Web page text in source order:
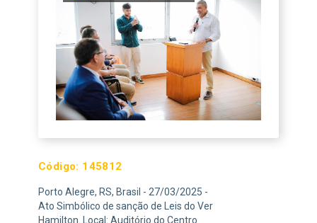
Código: 145812
Porto Alegre, RS, Brasil - 27/03/2025 -
Ato Simbólico de sanção de Leis do Ver
Hamilton. Local: Auditório do Centro